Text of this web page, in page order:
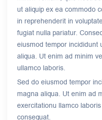
ut aliquip ex ea commodo
in reprehenderit in
fugiat nulla pariatur.
eiusmod tempor incididunt
aliqua. Ut enim ad minim
ullamco laboris.
Sed do eiusmod tempor
magna aliqua. Ut enim ad
exercitationu llamco
consequat.